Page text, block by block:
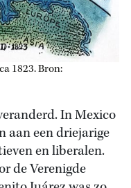
1823. Bron:
In Mexico
aan een driejarige
en liberalen.
de Verenigde